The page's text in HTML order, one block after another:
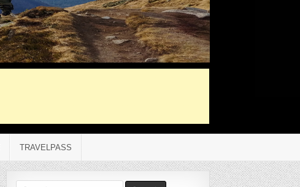
TRAVELPASS